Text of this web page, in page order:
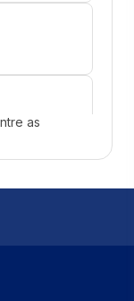
-
as